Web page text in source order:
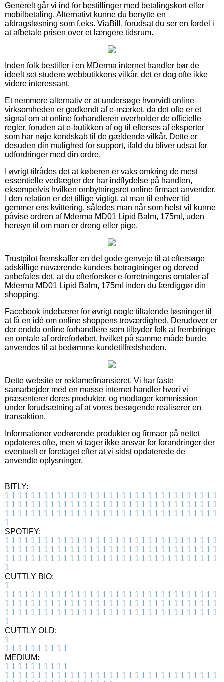
Generelt går vi ind for bestillinger med betalingskort eller
mobilbetaling. Alternativt kunne du benytte en
afdragsløsning som f.eks. ViaBill, forudsat du ser en fordel i
at afbetale prisen over et længere tidsrum.
Inden folk bestiller i en MDerma internet handler bør de
ideelt set studere webbutikkens vilkår, det er dog ofte ikke
videre interessant.
Et nemmere alternativ er at undersøge hvorvidt online
virksomheden er godkendt af e-mærket, da det ofte er et
signal om at online forhandleren overholder de officielle
regler, foruden at e-butikken af og til efterses af eksperter
som har nøje kendskab til de gældende vilkår. Dette er
desuden din mulighed for support, ifald du bliver udsat for
udfordringer med din ordre.
I øvrigt tilrådes det at køberen er vaks omkring de mest
essentielle vedtægter der har indflydelse på handlen,
eksempelvis hvilken ombytningsret online firmaet anvender.
I den relation er det tillige vigtigt, at man til enhver tid
gemmer ens kvittering, således man når som helst vil kunne
påvise ordren af Mderma MD01 Lipid Balm, 175ml, uden
hensyn til om man er dreng eller pige.
Trustpilot fremskaffer en del gode genveje til at eftersøge
adskillige nuværende kunders betragtninger og derved
anbefales det, at du efterforsker e-forretningens omtaler af
Mderma MD01 Lipid Balm, 175ml inden du færdiggør din
shopping.
Facebook indebærer for øvrigt nogle tiltalende løsninger til
at få en idé om online shoppens troværdighed. Derudover er
der endda online forhandlere som tilbyder folk at frembringe
en omtale af ordreforløbet, hvilket på samme måde burde
anvendes til at bedømme kundetilfredsheden.
Dette website er reklamefinansieret. Vi har faste
samarbejder med en masse internet handler hvori vi
præsenterer deres produkter, og modtager kommission
under forudsætning af at vores besøgende realiserer en
transaktion.
Informationer vedrørende produkter og firmaer på nettet
opdateres ofte, men vi tager ikke ansvar for forandringer der
eventuelt er foretaget efter at vi sidst opdaterede de
anvendte oplysninger.
BITLY:
1 1 1 1 1 1 1 1 1 1 1 1 1 1 1 1 1 1 1 1 1 1 1 1 1 1 1 1 1 1 1 1 1
1 1 1 1 1 1 1 1 1 1 1 1 1 1 1 1 1 1 1 1 1 1 1 1 1 1 1 1 1 1 1 1 1
1 1 1 1 1 1 1 1 1 1 1 1 1 1 1 1 1 1 1 1 1 1 1 1 1 1 1 1 1 1 1 1 1
1
SPOTIFY:
1 1 1 1 1 1 1 1 1 1 1 1 1 1 1 1 1 1 1 1 1 1 1 1 1 1 1 1 1 1 1 1 1
1 1 1 1 1 1 1 1 1 1 1 1 1 1 1 1 1 1 1 1 1 1 1 1 1 1 1 1 1 1 1 1 1
1 1 1 1 1 1 1 1 1 1 1 1 1 1 1 1 1 1 1 1 1 1 1 1 1 1 1 1 1 1 1 1 1
1
CUTTLY BIO:
1
1 1 1 1 1 1 1 1 1 1 1 1 1 1 1 1 1 1 1 1 1 1 1 1 1 1 1 1 1 1 1 1 1
1 1 1 1 1 1 1 1 1 1 1 1 1 1 1 1 1 1 1 1 1 1 1 1 1 1 1 1 1 1 1 1 1
1 1 1 1 1 1 1 1 1 1 1 1 1 1 1 1 1 1 1 1 1 1 1 1 1 1 1 1 1 1 1 1 1
1
CUTTLY OLD:
1
1 1 1 1 1 1 1 1 1 1
MEDIUM:
1 1 1 1 1 1 1 1 1 1
1 1 1 1 1 1 1 1 1 1 1 1 1 1 1 1 1 1 1 1 1 1 1 1 1 1 1 1 1 1 1 1 1